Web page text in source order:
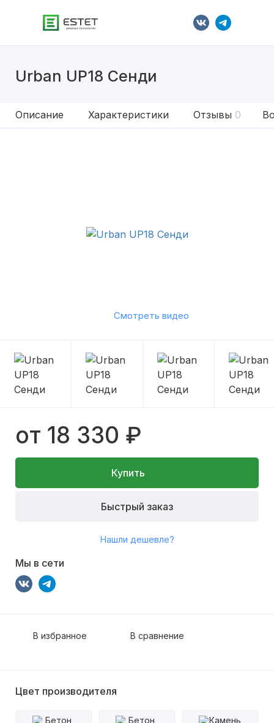
Urban UP18 Сенди
Описание Характеристики Отзывы 0
Смотреть видео
от 18 330 ₽
Купить
Быстрый заказ
Нашли дешевле?
Мы в сети
В избранное В сравнение
Цвет производителя